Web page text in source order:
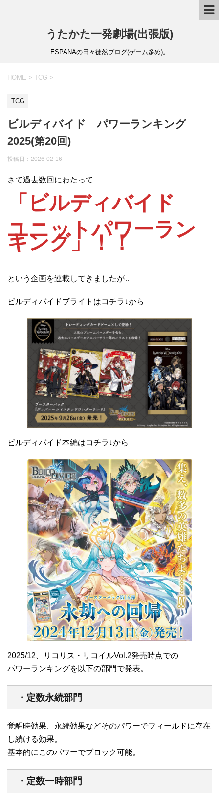
うたかた一発劇場(出張版)
ESPANAの日々徒然ブログ(ゲーム多め)。
HOME > TCG >
TCG
ビルディバイド パワーランキング
2025(第20回)
投稿日： 2026-02-16
さて過去数回にわたって
「ビルディバイド
ユニットパワーラン
キング」！！
という企画を連載してきましたが…
ビルディバイドブライトはコチラ↓から
ビルディバイド本編はコチラ↓から
2025/12、リコリス・リコイルVol.2発売時点での
パワーランキングを以下の部門で発表。
・定数永続部門
覚醒時効果、永続効果などそのパワーでフィールドに存在
し続ける効果。
基本的にこのパワーでブロック可能。
・定数一時部門